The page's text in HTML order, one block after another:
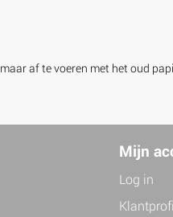
af te voeren met het oud
Mijn
Log in